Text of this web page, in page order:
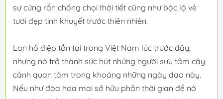
sự cứng rắn chống chọi thời tiết cũng như bộc lộ vẻ
tươi đẹp tinh khuyết trước thiên nhiên.
Lan hồ điệp tồn tại trong Việt Nam lúc trước đây,
nhưng nó trở thành sức hút những người sưu tầm cây
cảnh quan tâm trong khoảng những ngày dạo này.
Nếu như đóa hoa mai sở hữu phần thời gian để nở